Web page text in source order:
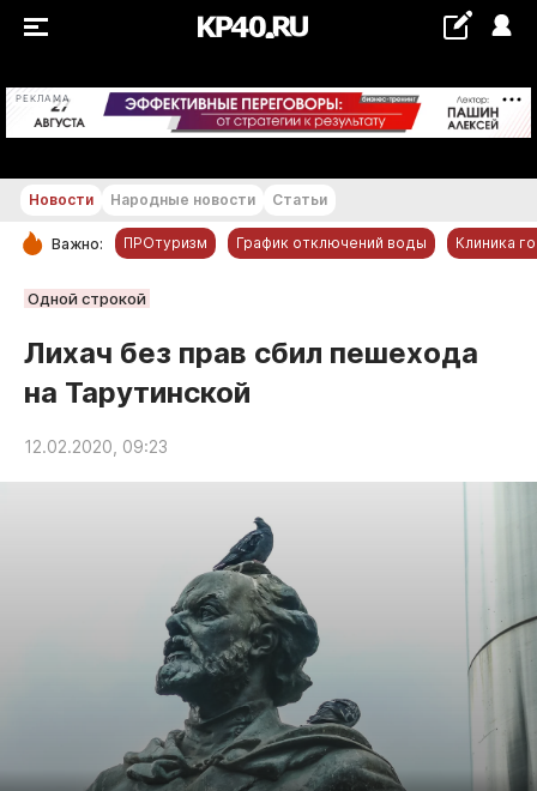
РЕКЛАМА +19...+20 °С
РУБРИКИ
Обнинск
Новости компаний
Статьи
Народные новости
Авто и транспорт
Недвижимость и ЖКХ
Образование
Общество
Праздники
Новости Народные новости Статьи
Важно: ПРОтуризм График отключений воды Клиника
Одной строкой
Лихач без прав сбил пешехода
на Тарутинской
12.02.2020, 09:23